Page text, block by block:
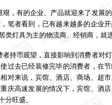
，有的企业、产品就迎来了发展
笔者看到，已有越来越多的企业
灯具为主的物流商、经销商，就
持币观望，直接影响到消费者对灯
过去已经装修完毕的消费者，在节
对来说，宾馆、酒店、商场、超
庆高速发展的情况下，宾馆、酒
分旺盛。